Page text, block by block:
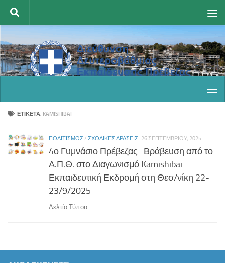
Skip to content
ΕΤΙΚΈΤΑ: KAMISHIBAI
ΠΟΛΙΤΙΣΜΌΣ / ΣΧΟΛΙΚΈΣ ΔΡΆΣΕΙΣ 26 ΣΕΠΤΕΜΒΡΊΟΥ, 2025
4ο Γυμνάσιο Πρέβεζας -Βράβευση από το
Α.Π.Θ. στο Διαγωνισμό Kamishibai –
Εκπαιδευτική Εκδρομή στη Θεσ/νίκη 22-
23/9/2025
Δελτίο Τύπου